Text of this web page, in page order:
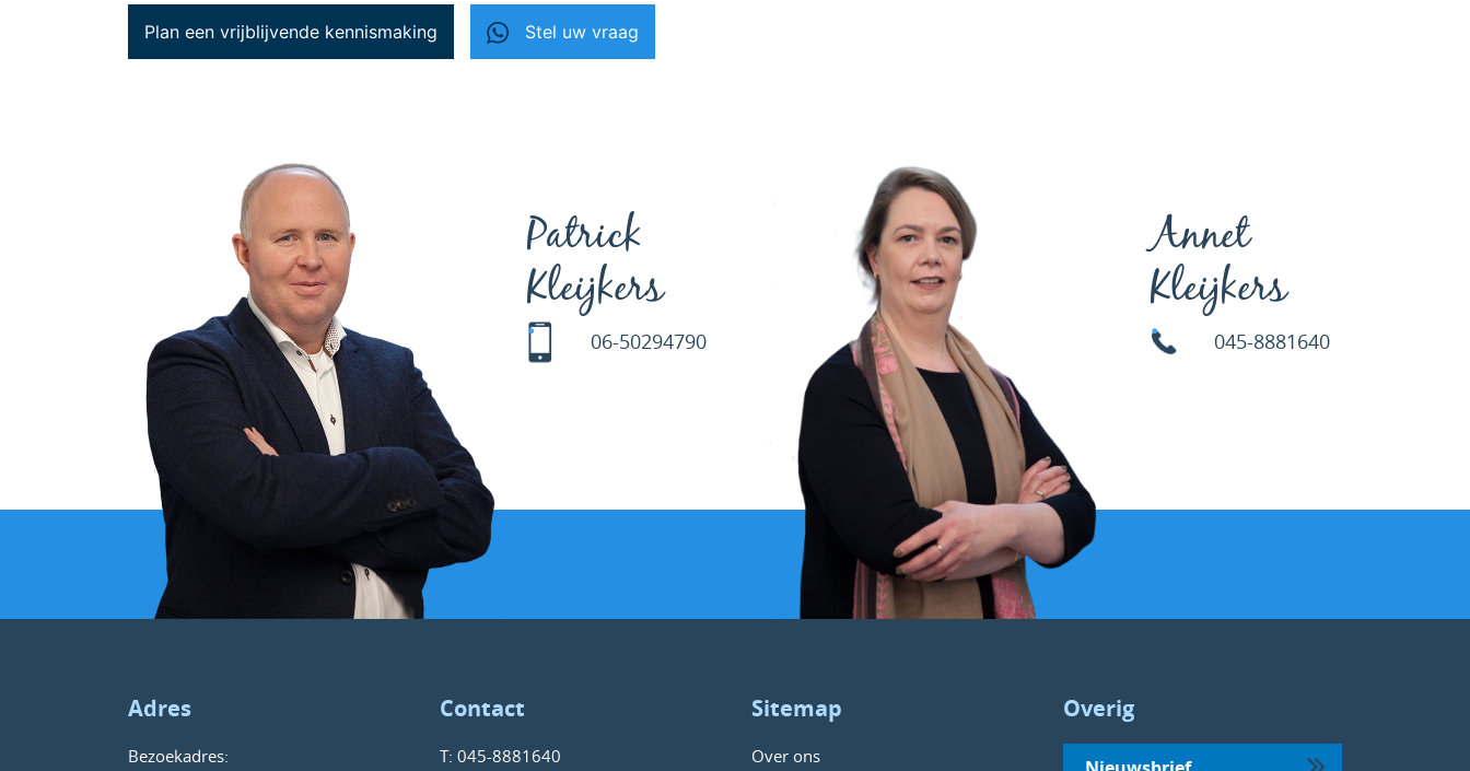
Plan een vrijblijvende kennismaking Stel uw vraag
Patrick
Kleijkers
06-50294790
Annet
Kleijkers
045-8881640
Adres
Bezoekadres:
Contact
T: 045-8881640
Sitemap
Over ons
Overig